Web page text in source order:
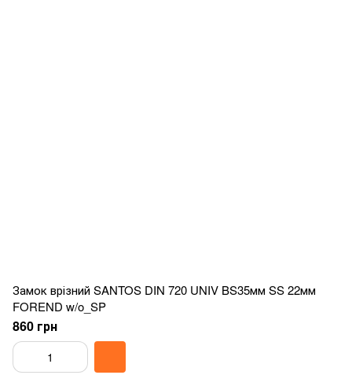
Замок врізний SANTOS DIN 720 UNIV BS35мм SS 22мм
FOREND w/o_SP
860 грн